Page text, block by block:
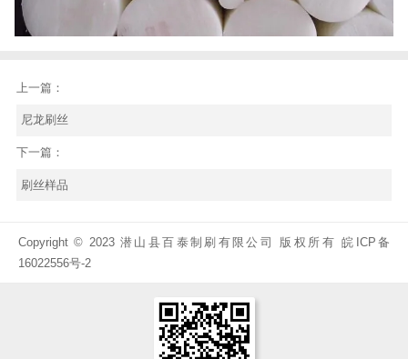
上一篇：
尼龙刷丝
下一篇：
刷丝样品
Copyright © 2023 潜山县百泰制刷有限公司 版权所有皖ICP备
16022556号-2